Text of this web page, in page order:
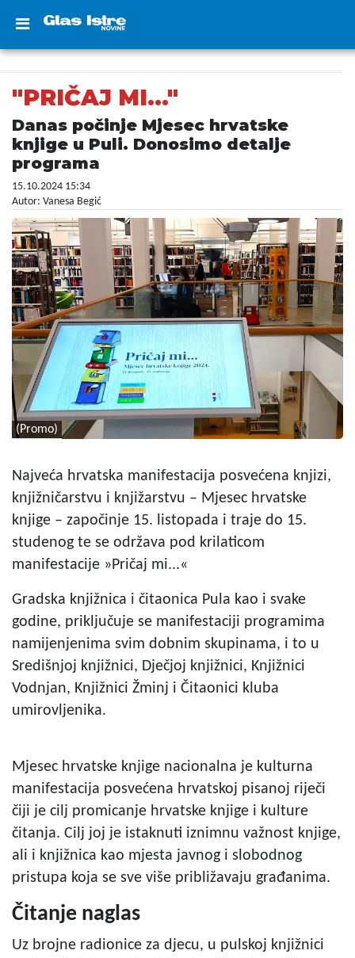
"PRIČAJ MI..."
Danas počinje Mjesec hrvatske
knjige u Puli. Donosimo detalje
programa
15.10.2024 15:34
Autor: Vanesa Begić
(Promo)
Najveća hrvatska manifestacija posvećena knjizi,
knjižničarstvu i knjižarstvu – Mjesec hrvatske
knjige – započinje 15. listopada i traje do 15.
studenog te se održava pod krilaticom
manifestacije »Pričaj mi...«
Gradska knjižnica i čitaonica Pula kao i svake
godine, priključuje se manifestaciji programima
namijenjenima svim dobnim skupinama, i to u
Središnjoj knjižnici, Dječjoj knjižnici, Knjižnici
Vodnjan, Knjižnici Žminj i Čitaonici kluba
umirovljenika.
Mjesec hrvatske knjige nacionalna je kulturna
manifestacija posvećena hrvatskoj pisanoj riječi
čiji je cilj promicanje hrvatske knjige i kulture
čitanja. Cilj joj je istaknuti iznimnu važnost knjige,
ali i knjižnica kao mjesta javnog i slobodnog
pristupa koja se sve više približavaju građanima.
Čitanje naglas
Uz brojne radionice za djecu, u pulskoj knjižnici